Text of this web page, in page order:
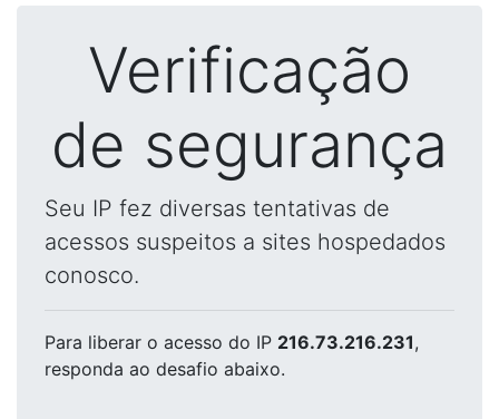
Verificação
de segurança
Seu IP fez diversas tentativas de
acessos suspeitos a sites hospedados
conosco.
Para liberar o acesso do IP 216.73.216.231,
responda ao desafio abaixo.